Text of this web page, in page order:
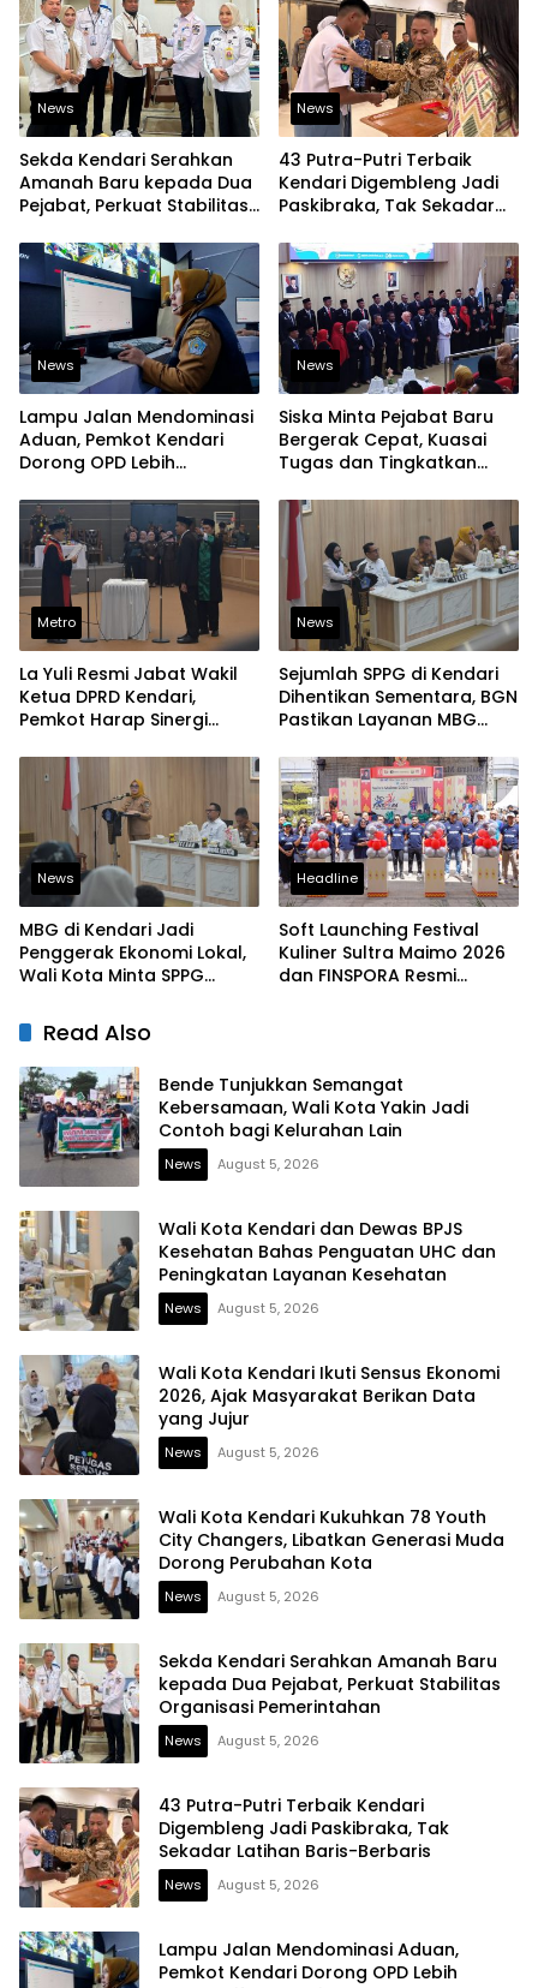
News
Sekda Kendari Serahkan
Amanah Baru kepada Dua
Pejabat, Perkuat Stabilitas
News
43 Putra-Putri Terbaik
Kendari Digembleng Jadi
Paskibraka, Tak Sekadar
News
Lampu Jalan Mendominasi
Aduan, Pemkot Kendari
Dorong OPD Lebih
Laporan Warga
News
Siska Minta Pejabat Baru
Bergerak Cepat, Kuasai
Tugas dan Tingkatkan
Metro
La Yuli Resmi Jabat Wakil
Ketua DPRD Kendari,
Pemkot Harap Sinergi
Solid
News
Sejumlah SPPG di Kendari
Dihentikan Sementara, BGN
Pastikan Layanan MBG
News
MBG di Kendari Jadi
Penggerak Ekonomi Lokal,
Wali Kota Minta SPPG
Headline
Soft Launching Festival
Kuliner Sultra Maimo 2026
dan FINSPORA Resmi
Read Also
Bende Tunjukkan Semangat
Kebersamaan, Wali Kota Yakin Jadi
Contoh bagi Kelurahan Lain
News August 5, 2026
Wali Kota Kendari dan Dewas BPJS
Kesehatan Bahas Penguatan UHC dan
Peningkatan Layanan Kesehatan
News August 5, 2026
Wali Kota Kendari Ikuti Sensus Ekonomi
2026, Ajak Masyarakat Berikan Data
yang Jujur
News August 5, 2026
Wali Kota Kendari Kukuhkan 78 Youth
City Changers, Libatkan Generasi Muda
Dorong Perubahan Kota
News August 5, 2026
Sekda Kendari Serahkan Amanah Baru
kepada Dua Pejabat, Perkuat Stabilitas
Organisasi Pemerintahan
News August 5, 2026
43 Putra-Putri Terbaik Kendari
Digembleng Jadi Paskibraka, Tak
Sekadar Latihan Baris-Berbaris
News August 5, 2026
Lampu Jalan Mendominasi Aduan,
Pemkot Kendari Dorong OPD Lebih